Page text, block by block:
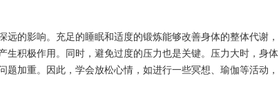
远的影响。充足的睡眠和适度的锻炼能够改善身体的整体代谢，
生积极作用。同时，避免过度的压力也是关键。压力大时，身体
题加重。因此，学会放松心情，如进行一些冥想、瑜伽等活动，